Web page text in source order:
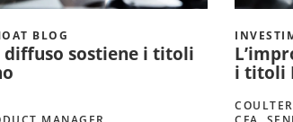
BLOG
diffuso sostiene i titoli
i titoli